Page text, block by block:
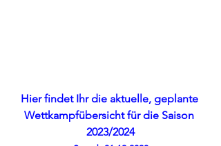
Hier findet Ihr die aktuelle, geplante
Wettkampfübersicht für die Saison
2023/2024